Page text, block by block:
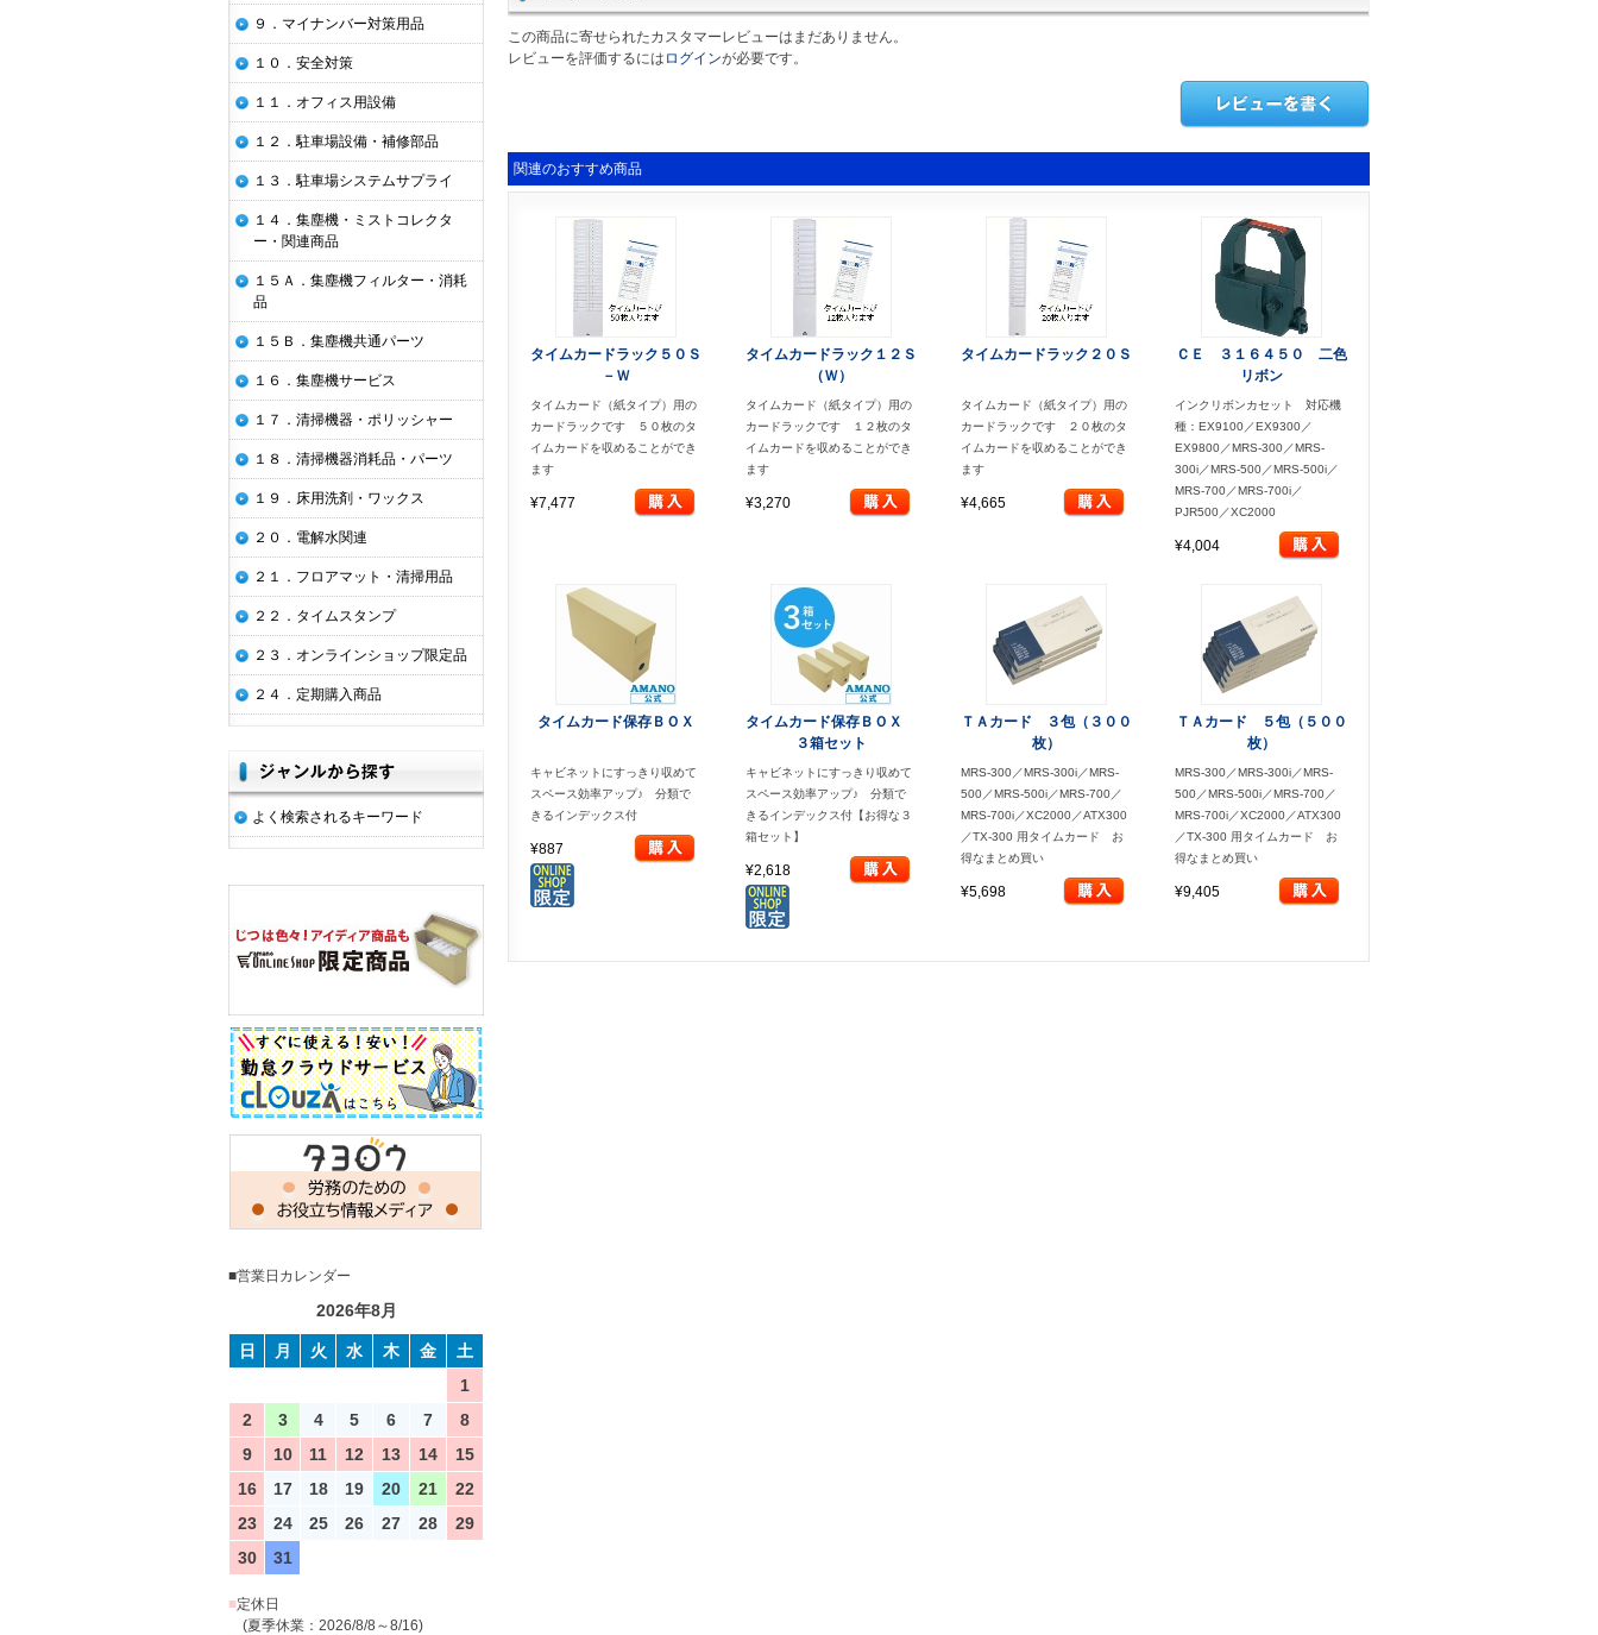
この商品に寄せられたカスタマーレビューはまだありません。
レビューを評価するには ログインが必要です。
関連のおすすめ商品
タイムカードラック５０Ｓ
－Ｗ
タイムカード（紙タイプ）用の
カードラックです ５０枚のタ
イムカードを収めることができ
ます
¥7,477
タイムカードラック１２Ｓ
（Ｗ）
タイムカード（紙タイプ）用の
カードラックです １２枚のタ
イムカードを収めることができ
ます
¥3,270
タイムカードラック２０Ｓ
タイムカード（紙タイプ）用の
カードラックです ２０枚のタ
イムカードを収めることができ
ます
¥4,665
ＣＥ ３１６４５０ 二色
リボン
インクリボンカセット 対応機
種：EX9100／EX9300／
EX9800／MRS-300／MRS-
300i／MRS-500／MRS-500i／
MRS-700／MRS-700i／
PJR500／XC2000
¥4,004
タイムカード保存ＢＯＸ
キャビネットにすっきり収めて
スペース効率アップ♪ 分類で
きるインデックス付
¥887
タイムカード保存ＢＯＸ
３箱セット
キャビネットにすっきり収めて
スペース効率アップ♪ 分類で
きるインデックス付【お得な３
箱セット】
¥2,618
ＴＡカード ３包（３００
枚）
MRS-300／MRS-300i／MRS-
500／MRS-500i／MRS-700／
MRS-700i／XC2000／ATX300
／TX-300 用タイムカード お
得なまとめ買い
¥5,698
ＴＡカード ５包（５００
枚）
MRS-300／MRS-300i／MRS-
500／MRS-500i／MRS-700／
MRS-700i／XC2000／ATX300
／TX-300 用タイムカード お
得なまとめ買い
¥9,405
９．マイナンバー対策用品
１０．安全対策
１１．オフィス用設備
１２．駐車場設備・補修部品
１３．駐車場システムサプライ
１４．集塵機・ミストコレクタ
ー・関連商品
１５Ａ．集塵機フィルター・消耗
品
１５Ｂ．集塵機共通パーツ
１６．集塵機サービス
１７．清掃機器・ポリッシャー
１８．清掃機器消耗品・パーツ
１９．床用洗剤・ワックス
２０．電解水関連
２１．フロアマット・清掃用品
２２．タイムスタンプ
２３．オンラインショップ限定品
２４．定期購入商品
よく検索されるキーワード
■営業日カレンダー
2026年8月
日 月 火 水 木 金
土
1
2
3 4 5 6 7
8
9
10 11 12 13 14
15
16
17 18 19 20 21
22
23
24 25 26 27 28
29
30
31
■定休日
(夏季休業：2026/8/8～8/16)